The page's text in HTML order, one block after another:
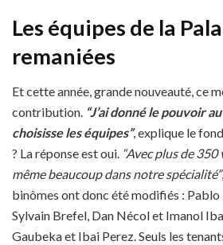
Les équipes de la
remaniées
Et cette année, grande nouveauté, ce
contribution. “J’ai donné le pouvoir
choisisse les équipes”, explique le
? La réponse est oui. “Avec plus de
même beaucoup dans notre spécialité”
binômes ont donc été modifiés :
Sylvain Brefel, Dan Nécol et Imanol
Gaubeka et Ibai Perez. Seuls les